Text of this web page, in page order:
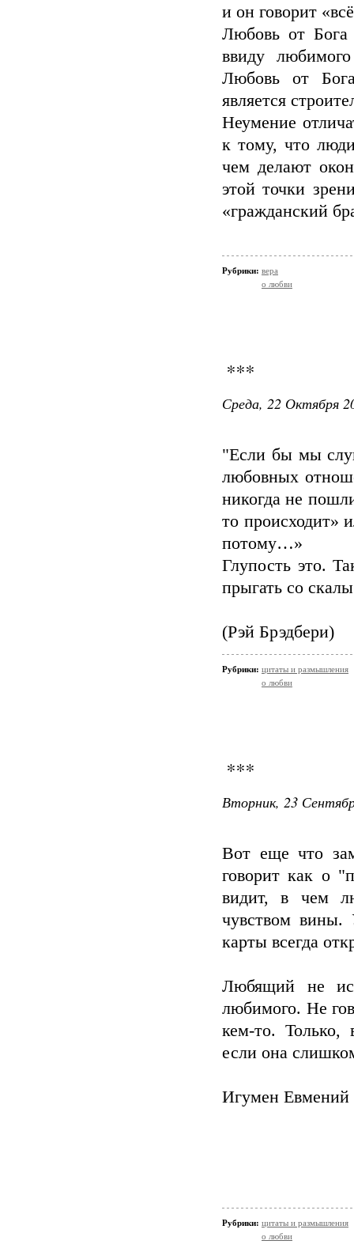
и он говорит
Любовь от Бога
ввиду
Любовь от
является
Неумение
к тому, что
чем делают
этой точки
«гражданский
Рубрики: вера
о любви
***
Среда, 22 Октября
"Если бы мы
любовных
никогда не
то происходит»
потому…»
Глупость это.
прыгать со
(Рэй Брэдбери)
Рубрики: цитаты и размышления
о любви
***
Вторник, 23
Вот еще что
говорит как о
видит, в чем
чувством вины.
карты всегда
Любящий не
любимого. Не
кем-то. Только,
если она
Игумен
Рубрики: цитаты и размышления
о любви